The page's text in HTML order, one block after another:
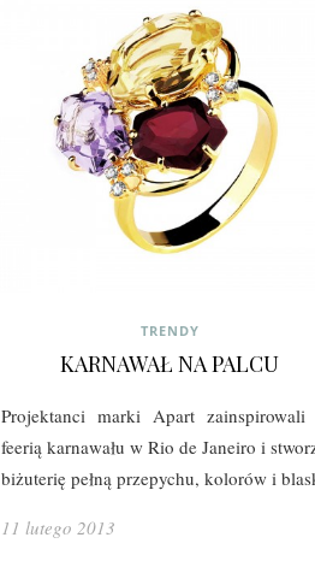
TRENDY
KARNAWAŁ NA PALCU
Projektanci marki Apart zainspirowali
feerią karnawału w Rio de Janeiro i
biżuterię pełną przepychu, kolorów i
11 lutego 2013